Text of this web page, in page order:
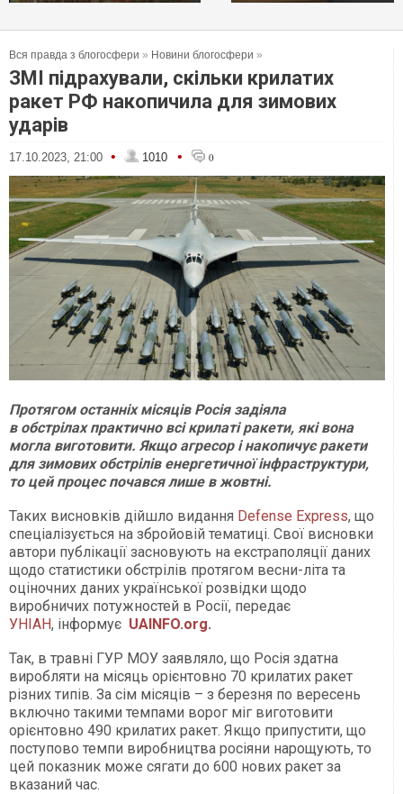
Вся правда з блогосфери » Новини блогосфери »
ЗМІ підрахували, скільки крилатих
ракет РФ накопичила для зимових
ударів
17.10.2023, 21:00 • 1010 • 0
Протягом останніх місяців Росія задіяла
в обстрілах практично всі крилаті ракети, які вона
могла виготовити. Якщо агресор і накопичує ракети
для зимових обстрілів енергетичної інфраструктури,
то цей процес почався лише в жовтні.
Таких висновків дійшло видання Defense Express, що
спеціалізується на збройовій тематиці. Свої висновки
автори публікації засновують на екстраполяції даних
щодо статистики обстрілів протягом весни-літа та
оціночних даних української розвідки щодо
виробничих потужностей в Росії, передає
УНІАН, інформує UAINFO.org.
Так, в травні ГУР МОУ заявляло, що Росія здатна
виробляти на місяць орієнтовно 70 крилатих ракет
різних типів. За сім місяців – з березня по вересень
включно такими темпами ворог міг виготовити
орієнтовно 490 крилатих ракет. Якщо припустити, що
поступово темпи виробництва росіяни нарощують, то
цей показник може сягати до 600 нових ракет за
вказаний час.